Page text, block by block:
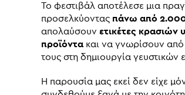
Το φεστιβάλ αποτέλεσε μια
προσελκύοντας πάνω από 2.000
απολαύσουν ετικέτες κρασιών
προϊόντα και να γνωρίσουν
τους στη δημιουργία γευστικών
Η παρουσία μας εκεί δεν είχε